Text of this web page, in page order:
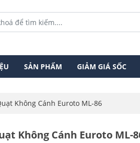
SẢN PHẨM GIẢM GIÁ SỐC
Không Cánh Euroto ML-86
Không Cánh Euroto ML-